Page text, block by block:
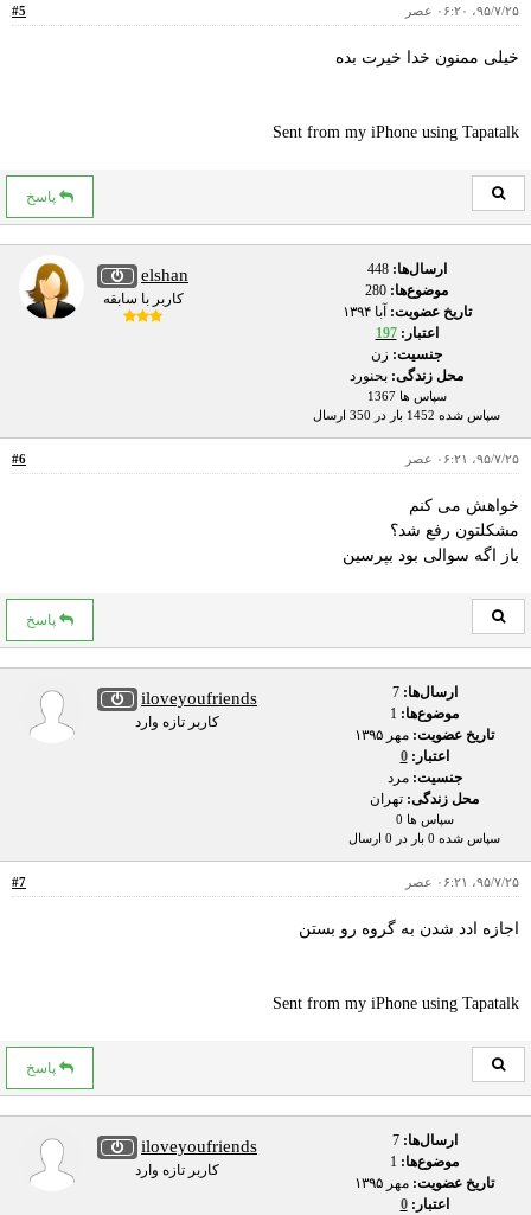
#5 ۹۵/۷/۲۵، ۰۶:۲۰ عصر
خیلی ممنون خدا خیرت بده
Sent from my iPhone using Tapatalk
پاسخ
elshan
کاربر با سابقه
ارسال‌ها:448
موضوع‌ها:
تاریخ عضویت: آبا ۱۳۹۴
اعتبار:197
جنسیت: زن
محل زندگی: بحنورد
سپاس ها 1367
سپاس شده 1452 بار در 350 ارسال
#6 ۹۵/۷/۲۵، ۰۶:۲۱ عصر
خواهش می کنم
مشکلتون رفع شد؟
باز اگه سوالی بود بپرسین
پاسخ
iloveyoufriends
کاربر تازه وارد
ارسال‌ها:7
موضوع‌ها:
تاریخ عضویت: مهر ۱۳۹۵
اعتبار:0
جنسیت: مرد
محل زندگی: تهران
سپاس ها 0
سپاس شده 0 بار در 0 ارسال
#7 ۹۵/۷/۲۵، ۰۶:۲۱ عصر
اجازه ادد شدن به گروه رو بستن
Sent from my iPhone using Tapatalk
پاسخ
iloveyoufriends
کاربر تازه وارد
ارسال‌ها:7
موضوع‌ها:
تاریخ عضویت: مهر ۱۳۹۵
اعتبار:0